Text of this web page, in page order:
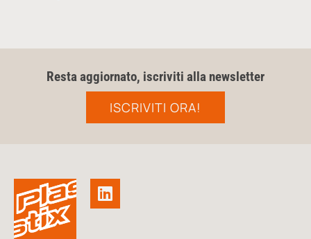
Resta aggiornato, iscriviti alla newsletter
ISCRIVITI ORA!